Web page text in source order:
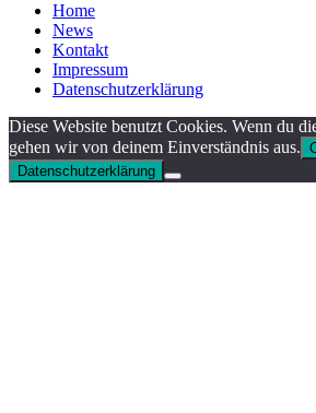
Home
News
Kontakt
Impressum
Datenschutzerklärung
Diese Website benutzt Cookies. Wenn du
gehen wir von deinem Einverständnis aus.
Datenschutzerklärung